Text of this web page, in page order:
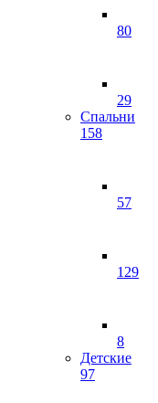
80
29
Спальни
158
57
129
8
Детские
97